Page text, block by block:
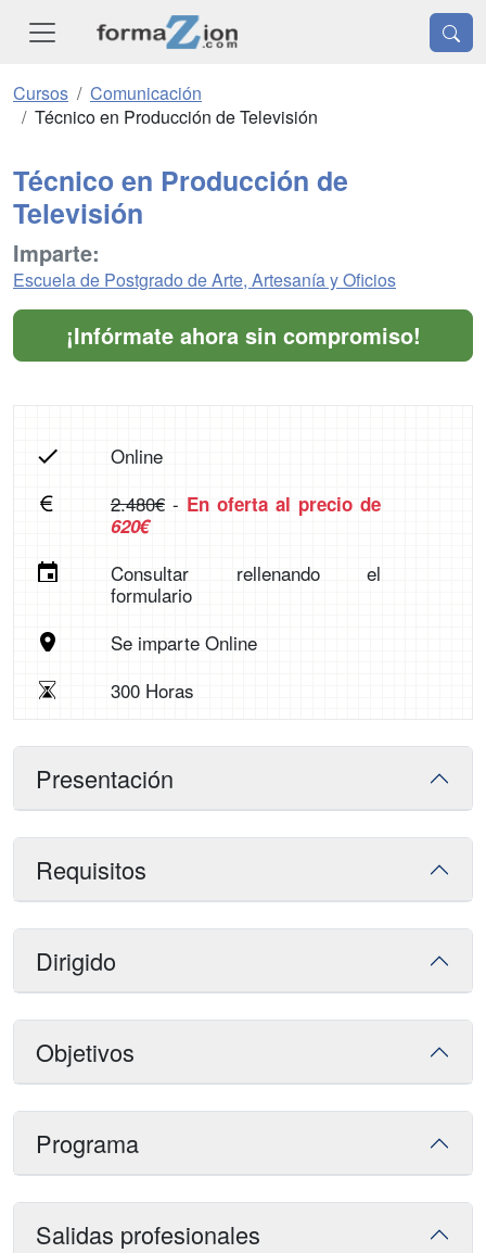
Cursos
Comunicación
Técnico en Producción de Televisión
Técnico en Producción de
Televisión
Imparte:
Escuela de Postgrado de Arte, Artesanía y Oficios
¡Infórmate ahora sin compromiso!
Online
2.480€- En oferta al precio de
620€
Consultar rellenando el
formulario
Se imparte Online
300 Horas
Presentación
Requisitos
Dirigido
Objetivos
Programa
Salidas profesionales